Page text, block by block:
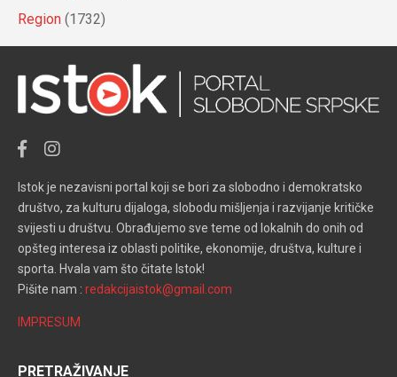
Region (1732)
Istok je nezavisni portal koji se bori za slobodno i demokratsko
društvo, za kulturu dijaloga, slobodu mišljenja i razvijanje kritičke
svijesti u društvu. Obrađujemo sve teme od lokalnih do onih od
opšteg interesa iz oblasti politike, ekonomije, društva, kulture i
sporta. Hvala vam što čitate Istok!
Pišite nam : redakcijaistok@gmail.com
IMPRESUM
PRETRAŽIVANJE